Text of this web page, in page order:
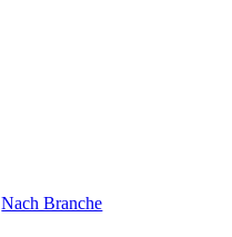
Nach Branche